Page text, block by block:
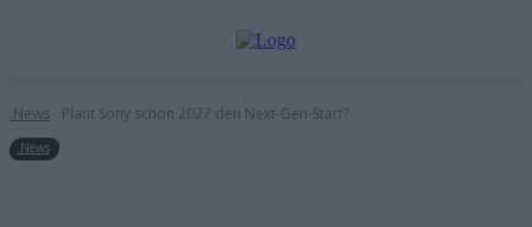
.News Plant Sony schon 2027 den Next-Gen-Start?
.News